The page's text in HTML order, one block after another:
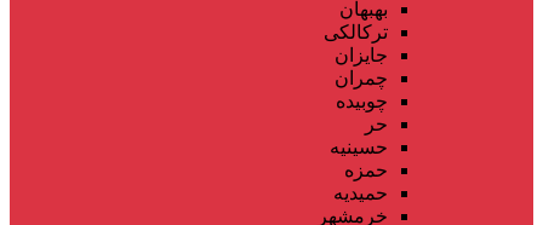
بهبهان
ترکالکی
جایزان
چمران
چوبیده
حر
حسینیه
حمزه
حمیدیه
خرمشهر